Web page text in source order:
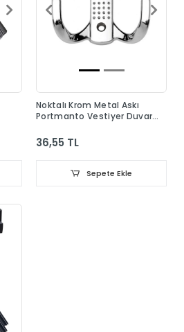
Noktalı Krom Metal Askı
Portmanto Vestiyer Duvar
36,55 TL
Sepete Ekle